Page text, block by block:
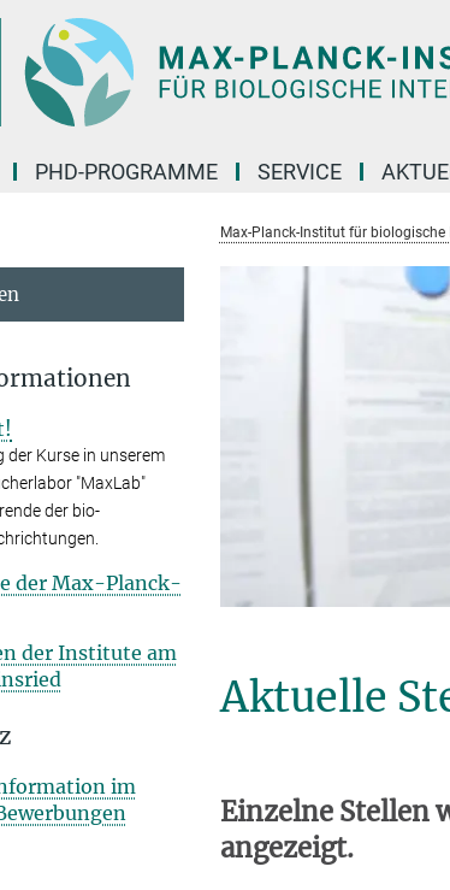
PHD-PROGRAMME SERVICE
Max-Planck-Institut für biologische
Aktuelle
Einzelne Stellen
angezeigt.
Kurse in unserem
"MaxLab"
der bio-
der Max-Planck-
der Institute am
im